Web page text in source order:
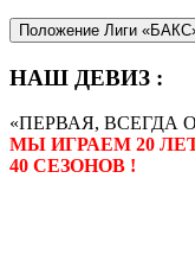
Положение Лиги
НАШ ДЕВИЗ :
«ПЕРВАЯ, ВСЕГДА
МЫ ИГРАЕМ 20
40 СЕЗОНОВ !